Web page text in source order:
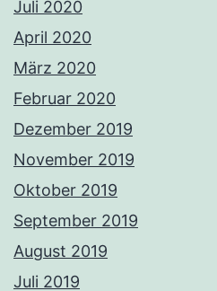
Juli 2020
April 2020
März 2020
Februar 2020
Dezember 2019
November 2019
Oktober 2019
September 2019
August 2019
Juli 2019